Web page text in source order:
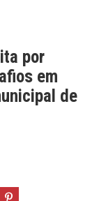
por
em
de